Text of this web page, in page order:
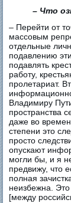
– Что
– Перейти от
массовым
отдельные
подавлению
подавлять
работу,
пролетариат.
Владимиру
пространства
даже во
степени это
просто
опускают
могли бы, и я
предвижу, что
полная
неизбежна.
[между